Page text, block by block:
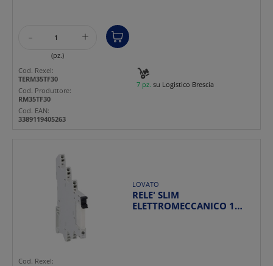
- +
(pz.)
7 pz. su Logistico Brescia
Cod. Rexel:
TERM35TF30
Cod. Produttore:
RM35TF30
Cod. EAN:
3389119405263
LOVATO
RELE' SLIM
ELETTROMECCANICO 1
Cod. Rexel: